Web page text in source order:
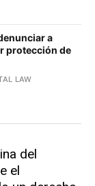
a
protección de
LAW
del
el